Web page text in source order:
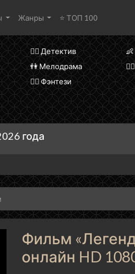
Жанры ⭐ ТОП 100
🕵️‍♂️ Детектив
👫 Мелодрама
🧝‍♂️ Фэнтези
года
Фильм
онлайн HD